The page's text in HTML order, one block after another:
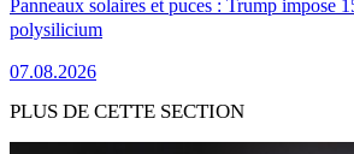
Panneaux solaires et puces : Trump impose
polysilicium
07.08.2026
PLUS DE CETTE SECTION